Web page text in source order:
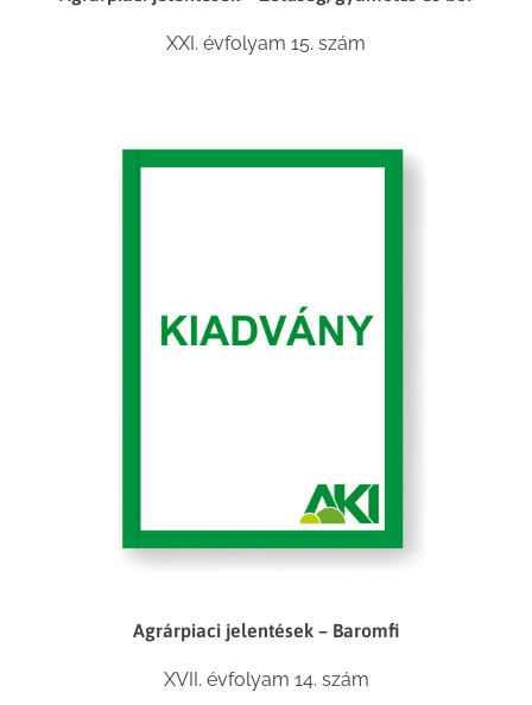
XXI. évfolyam 15. szám
Agrárpiaci jelentések – Baromfi
XVII. évfolyam 14. szám